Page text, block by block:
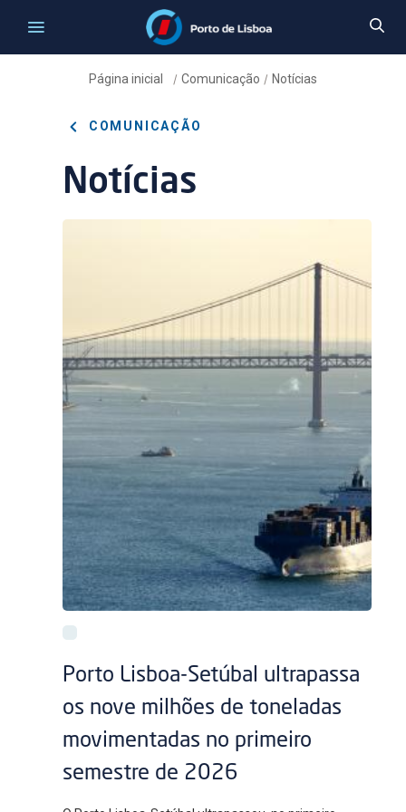
Página inicial / Comunicação / Notícias
COMUNICAÇÃO
Notícias
Porto Lisboa-Setúbal ultrapassa
os nove milhões de toneladas
movimentadas no primeiro
semestre de 2026